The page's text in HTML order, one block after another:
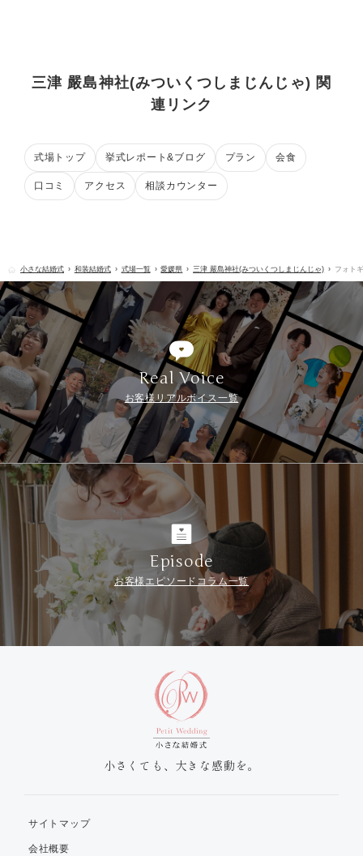
三津 嚴島神社(みついくつしまじんじゃ) 関
連リンク
式場トップ 挙式レポート&ブログ プラン 会食
口コミ アクセス 相談カウンター
小さな結婚式 和装結婚式 式場一覧 愛媛県 三津 嚴島神社(みついくつしまじんじゃ) フォト
Real Voice
お客様リアルボイス一覧
Episode
お客様エピソードコラム一覧
小さくても、大きな感動を。
サイトマップ
会社概要